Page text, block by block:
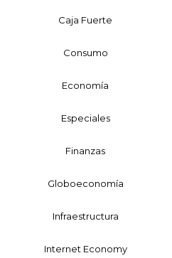
Caja Fuerte
Consumo
Economía
Especiales
Finanzas
Globoeconomía
Infraestructura
Internet Economy